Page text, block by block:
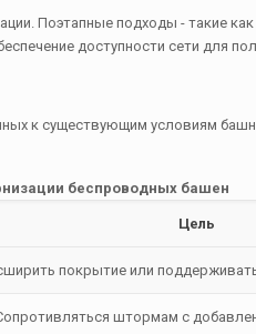
Поэтапные подходы - такие как
доступности сети для
к существующим условиям
беспроводных башен
Цель
покрытие или
штормам с